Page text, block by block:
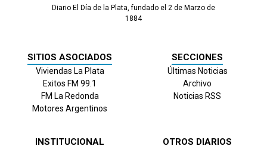
Diario El Día de la Plata, fundado el 2 de Marzo de
1884
SITIOS ASOCIADOS
Viviendas La Plata
Exitos FM 99.1
FM La Redonda
Motores Argentinos
SECCIONES
Últimas Noticias
Archivo
Noticias RSS
INSTITUCIONAL OTROS DIARIOS